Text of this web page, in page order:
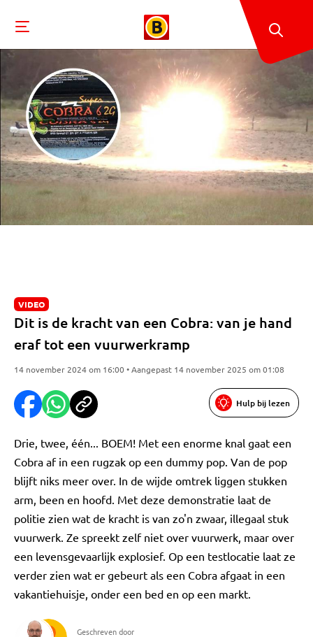
VIDEO
Dit is de kracht van een Cobra: van je hand
eraf tot een vuurwerkramp
14 november 2024 om 16:00 • Aangepast 14 november 2025 om 01:08
Hulp bij lezen
Drie, twee, één... BOEM! Met een enorme knal gaat een
Cobra af in een rugzak op een dummy pop. Van de pop
blijft niks meer over. In de wijde omtrek liggen stukken
arm, been en hoofd. Met deze demonstratie laat de
politie zien wat de kracht is van zo'n zwaar, illegaal stuk
vuurwerk. Ze spreekt zelf niet over vuurwerk, maar over
een levensgevaarlijk explosief. Op een testlocatie laat ze
verder zien wat er gebeurt als een Cobra afgaat in een
vakantiehuisje, onder een bed en op een markt.
Geschreven door